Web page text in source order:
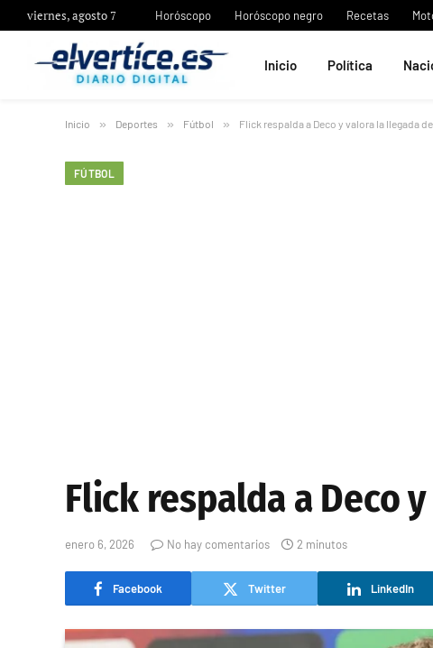
viernes, agosto 7 Horóscopo Horóscopo negro Recetas
Inicio Política
Inicio » Deportes » Fútbol » Flick respalda a Deco y valora la llegada
FÚTBOL
Flick respalda a Deco
enero 6, 2026 No hay comentarios 2 minutos
Facebook Twitter LinkedIn